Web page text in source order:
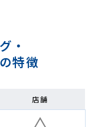
・
特徴
店舗